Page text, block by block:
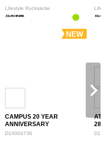
Lifestyle Rucksäcke
NEW
CAMPUS 20 YEAR
ANNIVERSARY
BACKPACK 28L
D10004736
28L
navigate_next